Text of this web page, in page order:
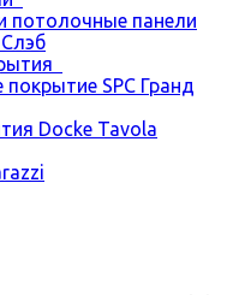
потолочные панели
Слэб
SPC Гранд
Docke Tavola